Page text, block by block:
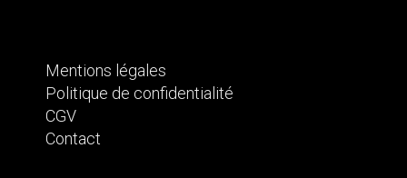
Mentions légales
Politique de confidentialité
CGV
Contact